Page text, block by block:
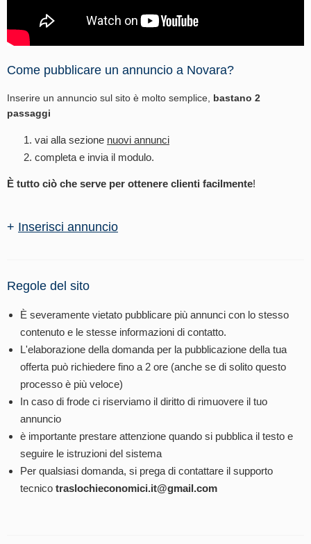
Come pubblicare un annuncio a Novara?
Inserire un annuncio sul sito è molto semplice, bastano 2
passaggi
vai alla sezione nuovi annunci
completa e invia il modulo.
È tutto ciò che serve per ottenere clienti facilmente!
+ Inserisci annuncio
Regole del sito
È severamente vietato pubblicare più annunci con lo stesso
contenuto e le stesse informazioni di contatto.
L'elaborazione della domanda per la pubblicazione della tua
offerta può richiedere fino a 2 ore (anche se di solito questo
processo è più veloce)
In caso di frode ci riserviamo il diritto di rimuovere il tuo
annuncio
è importante prestare attenzione quando si pubblica il testo e
seguire le istruzioni del sistema
Per qualsiasi domanda, si prega di contattare il supporto
tecnico traslochieconomici.it@gmail.com